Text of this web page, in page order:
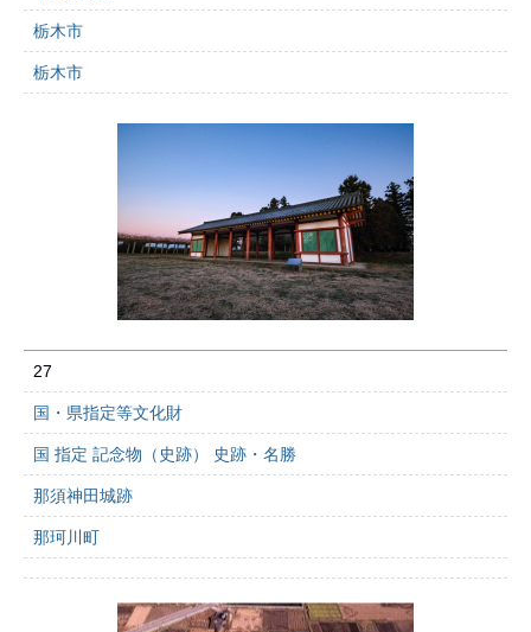
栃木市
栃木市
27
国・県指定等文化財
国 指定 記念物（史跡） 史跡・名勝
那須神田城跡
那珂川町